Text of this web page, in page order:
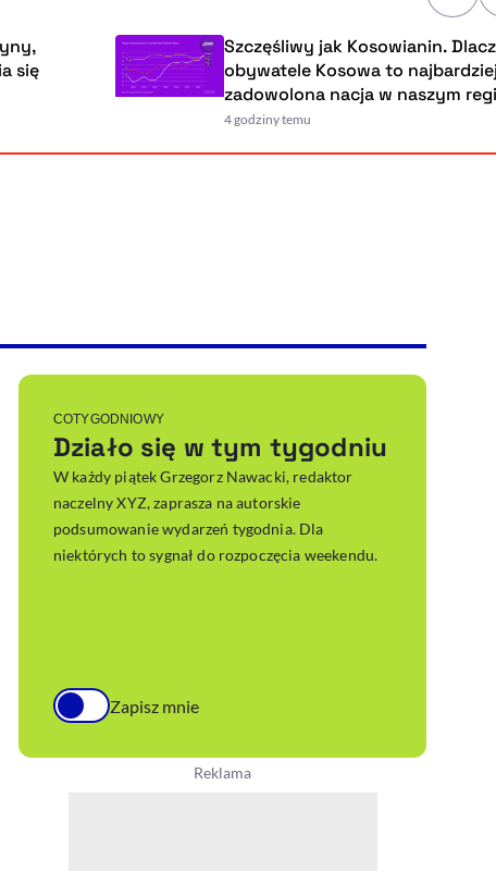
Sprawdź, jak i dlaczego zwiększamy dostępność, otwiera się w nowym
Deklaracja dostępności
, otwiera się w
Szczęśliwy jak Kosowianin. Dlaczego
obywatele Kosowa to najbardziej
zadowolona nacja w naszym regionie?
4 godziny temu